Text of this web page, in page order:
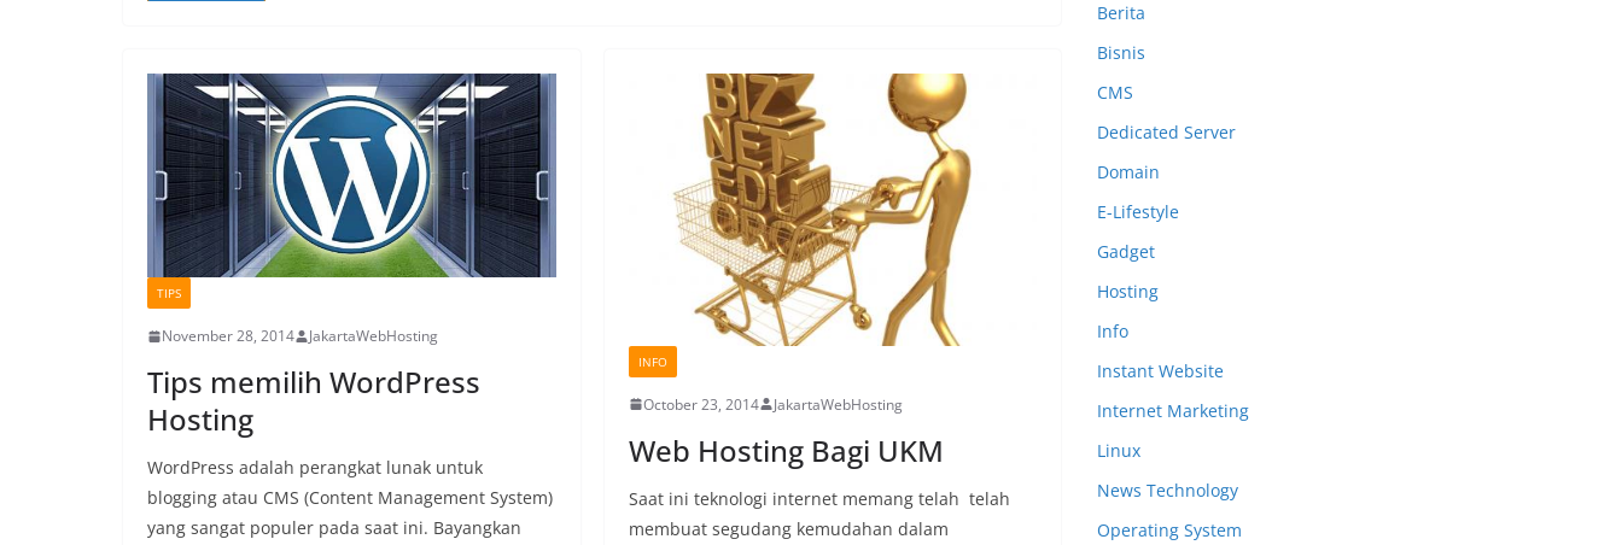
TIPS
November 28, 2014 JakartaWebHosting
Tips memilih WordPress
Hosting
WordPress adalah perangkat lunak untuk
blogging atau CMS (Content Management System)
yang sangat populer pada saat ini. Bayangkan
INFO
October 23, 2014 JakartaWebHosting
Web Hosting Bagi UKM
Saat ini teknologi internet memang telah telah
membuat segudang kemudahan dalam
Berita
Bisnis
CMS
Dedicated Server
Domain
E-Lifestyle
Gadget
Hosting
Info
Instant Website
Internet Marketing
Linux
News Technology
Operating System